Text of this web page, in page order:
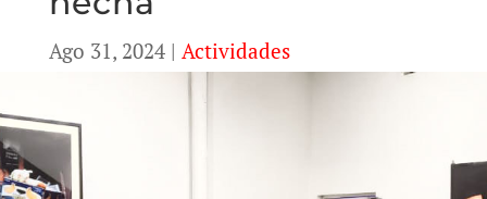
Ago 31, 2024| Actividades